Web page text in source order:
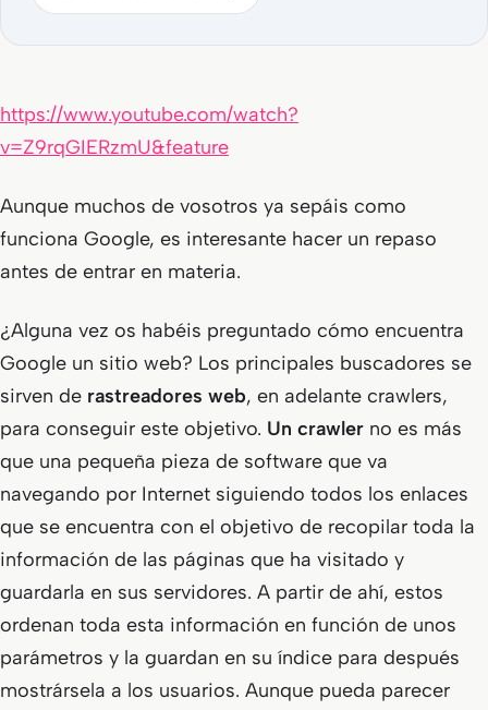
https://www.youtube.com/watch?
v=Z9rqGIERzmU&feature
Aunque muchos de vosotros ya sepáis como
funciona Google, es interesante hacer un repaso
antes de entrar en materia.
¿Alguna vez os habéis preguntado cómo encuentra
Google un sitio web? Los principales buscadores se
sirven de rastreadores web, en adelante crawlers,
para conseguir este objetivo. Un crawler no es más
que una pequeña pieza de software que va
navegando por Internet siguiendo todos los enlaces
que se encuentra con el objetivo de recopilar toda la
información de las páginas que ha visitado y
guardarla en sus servidores. A partir de ahí, estos
ordenan toda esta información en función de unos
parámetros y la guardan en su índice para después
mostrársela a los usuarios. Aunque pueda parecer